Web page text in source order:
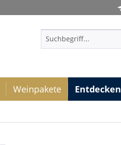
Weinpakete Entdecken